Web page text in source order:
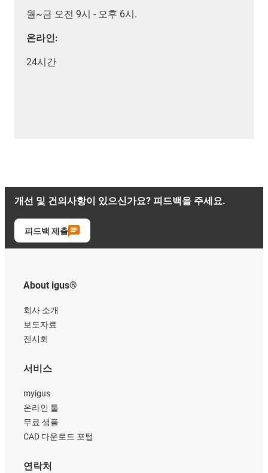
월~금 오전 9시 - 오후 6시.
온라인:
24시간
개선 및 건의사항이 있으신가요? 피드백을 주세요.
피드백 제출
About igus®
회사 소개
보도자료
전시회
서비스
myigus
온라인 툴
무료 샘플
CAD 다운로드 포털
연락처